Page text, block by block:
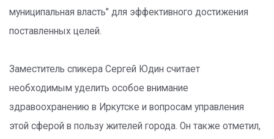
муниципальная власть" для эффективного достижения
поставленных целей.
Заместитель спикера Сергей Юдин считает
необходимым уделить особое внимание
здравоохранению в Иркутске и вопросам управления
этой сферой в пользу жителей города. Он также отметил,